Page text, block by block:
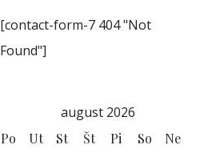
[contact-form-7 404 "Not
Found"]
august 2026
Po Ut St Št Pi So Ne